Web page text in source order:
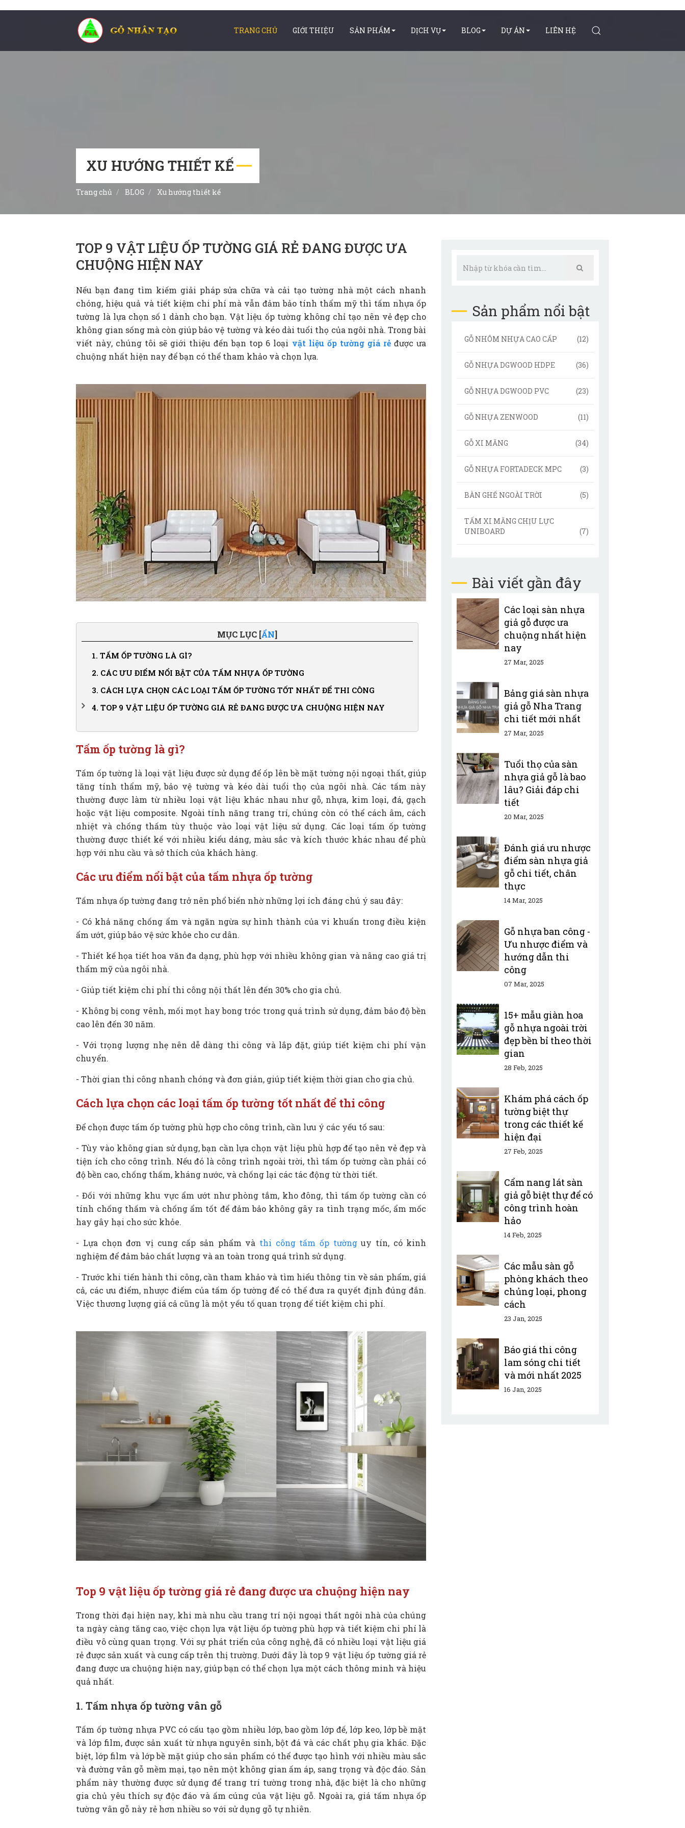
XU HƯỚNG THIẾT KẾ
Trang chủ BLOG Xu hướng thiết kế
TRANG CHỦ GIỚI THIỆU SẢN PHẨM DỊCH VỤ BLOG DỰ ÁN LIÊN HỆ
TOP 9 VẬT LIỆU ỐP TƯỜNG GIÁ RẺ ĐANG ĐƯỢC ƯA
CHUỘNG HIỆN NAY
Nếu bạn đang tìm kiếm giải pháp sửa chữa và cải tạo tường nhà một cách nhanh
chóng, hiệu quả và tiết kiệm chi phí mà vẫn đảm bảo tính thẩm mỹ thì tấm nhựa ốp
tường là lựa chọn số 1 dành cho bạn. Vật liệu ốp tường không chỉ tạo nên vẻ đẹp cho
không gian sống mà còn giúp bảo vệ tường và kéo dài tuổi thọ của ngôi nhà. Trong bài
viết này, chúng tôi sẽ giới thiệu đến bạn top 6 loại vật liệu ốp tường giá rẻ được ưa
chuộng nhất hiện nay để bạn có thể tham khảo và chọn lựa.
MỤC LỤC [ẨN]
1. TẤM ỐP TƯỜNG LÀ GÌ?
2. CÁC ƯU ĐIỂM NỔI BẬT CỦA TẤM NHỰA ỐP TƯỜNG
3. CÁCH LỰA CHỌN CÁC LOẠI TẤM ỐP TƯỜNG TỐT NHẤT ĐỂ THI CÔNG
4. TOP 9 VẬT LIỆU ỐP TƯỜNG GIÁ RẺ ĐANG ĐƯỢC ƯA CHUỘNG HIỆN NAY
4.3. 3. Tấm nhựa ốp tường 3D
4.4.4. Tấm xi măng vân đá
4.5.5. Tấm ốp tường gỗ tự nhiên
4.6.6. Gỗ nhựa ốp tường ngoài trời
4.7.
7. Miếng dán tường
4.8.8. Tấm nhựa dán tường
4.9.9. Vật liệu ốp tường cao cấp bằng kính
Tấm ốp tường là gì?
Tấm ốp tường là loại vật liệu được sử dụng để ốp lên bề mặt tường nội ngoại thất, giúp
tăng tính thẩm mỹ, bảo vệ tường và kéo dài tuổi thọ của ngôi nhà. Các tấm này
thường được làm từ nhiều loại vật liệu khác nhau như gỗ, nhựa, kim loại, đá, gạch
hoặc vật liệu composite. Ngoài tính năng trang trí, chúng còn có thể cách âm, cách
nhiệt và chống thấm tùy thuộc vào loại vật liệu sử dụng. Các loại tấm ốp tường
thường được thiết kế với nhiều kiểu dáng, màu sắc và kích thước khác nhau để phù
hợp với nhu cầu và sở thích của khách hàng.
Các ưu điểm nổi bật của tấm nhựa ốp tường
Tấm nhựa ốp tường đang trở nên phổ biến nhờ những lợi ích đáng chú ý sau đây:
- Có khả năng chống ẩm và ngăn ngừa sự hình thành của vi khuẩn trong điều kiện
ẩm ướt, giúp bảo vệ sức khỏe cho cư dân.
- Thiết kế họa tiết hoa văn đa dạng, phù hợp với nhiều không gian và nâng cao giá trị
thẩm mỹ của ngôi nhà.
- Giúp tiết kiệm chi phí thi công nội thất lên đến 30% cho gia chủ.
- Không bị cong vênh, mối mọt hay bong tróc trong quá trình sử dụng, đảm bảo độ bền
cao lên đến 30 năm.
- Với trọng lượng nhẹ nên dễ dàng thi công và lắp đặt, giúp tiết kiệm chi phí vận
chuyển.
- Thời gian thi công nhanh chóng và đơn giản, giúp tiết kiệm thời gian cho gia chủ.
Cách lựa chọn các loại tấm ốp tường tốt nhất để thi công
Để chọn được tấm ốp tường phù hợp cho công trình, cần lưu ý các yếu tố sau:
- Tùy vào không gian sử dụng, bạn cần lựa chọn vật liệu phù hợp để tạo nên vẻ đẹp và
tiện ích cho công trình. Nếu đó là công trình ngoài trời, thì tấm ốp tường cần phải có
độ bền cao, chống thấm, kháng nước, và chống lại các tác động từ thời tiết.
- Đối với những khu vực ẩm ướt như phòng tắm, kho đông, thì tấm ốp tường cần có
tính chống thấm và chống ẩm tốt để đảm bảo không gây ra tình trạng mốc, ẩm mốc
hay gây hại cho sức khỏe.
- Lựa chọn đơn vị cung cấp sản phẩm và thi công tấm ốp tườnguy tín, có kinh
nghiệm để đảm bảo chất lượng và an toàn trong quá trình sử dụng.
- Trước khi tiến hành thi công, cần tham khảo và tìm hiểu thông tin về sản phẩm, giá
cả, các ưu điểm, nhược điểm của tấm ốp tường để có thể đưa ra quyết định đúng đắn.
Việc thương lượng giá cả cũng là một yếu tố quan trọng để tiết kiệm chi phí.
Top 9 vật liệu ốp tường giá rẻ đang được ưa chuộng hiện nay
Trong thời đại hiện nay, khi mà nhu cầu trang trí nội ngoại thất ngôi nhà của chúng
ta ngày càng tăng cao, việc chọn lựa vật liệu ốp tường phù hợp và tiết kiệm chi phí là
điều vô cùng quan trọng. Với sự phát triển của công nghệ, đã có nhiều loại vật liệu giá
rẻ được sản xuất và cung cấp trên thị trường. Dưới đây là top 9 vật liệu ốp tường giá rẻ
đang được ưa chuộng hiện nay, giúp bạn có thể chọn lựa một cách thông minh và hiệu
quả nhất.
1. Tấm nhựa ốp tường vân gỗ
Tấm ốp tường nhựa PVC có cấu tạo gồm nhiều lớp, bao gồm lớp đế, lớp keo, lớp bề mặt
và lớp film, được sản xuất từ nhựa nguyên sinh, bột đá và các chất phụ gia khác. Đặc
biệt, lớp film và lớp bề mặt giúp cho sản phẩm có thể được tạo hình với nhiều màu sắc
và đường vân gỗ mềm mại, tạo nên một không gian ấm áp, sang trọng và độc đáo. Sản
phẩm này thường được sử dụng để trang trí tường trong nhà, đặc biệt là cho những
gia chủ yêu thích sự độc đáo và ấm cúng của vật liệu gỗ. Ngoài ra, giá tấm nhựa ốp
tường vân gỗ này rẻ hơn nhiều so với sử dụng gỗ tự nhiên.
Sản phẩm nổi bật
GỖ NHÔM NHỰA CAO CẤP (12)
GỖ NHỰA DGWOOD HDPE (36)
GỖ NHỰA DGWOOD PVC (23)
GỖ NHỰA ZENWOOD (11)
GỖ XI MĂNG (34)
GỖ NHỰA FORTADECK MPC (3)
BÀN GHẾ NGOÀI TRỜI (5)
TẤM XI MĂNG CHỊU LỰC
UNIBOARD
(7)
Bài viết gần đây
Các loại sàn nhựa
giả gỗ được ưa
chuộng nhất hiện
nay
27 Mar, 2025
Bảng giá sàn nhựa
giả gỗ Nha Trang
chi tiết mới nhất
27 Mar, 2025
Tuổi thọ của sàn
nhựa giả gỗ là bao
lâu? Giải đáp chi
tiết
20 Mar, 2025
Đánh giá ưu nhược
điểm sàn nhựa giả
gỗ chi tiết, chân
thực
14 Mar, 2025
Gỗ nhựa ban công -
Ưu nhược điểm và
hướng dẫn thi
công
07 Mar, 2025
15+ mẫu giàn hoa
gỗ nhựa ngoài trời
đẹp bền bỉ theo thời
gian
28 Feb, 2025
Khám phá cách ốp
tường biệt thự
trong các thiết kế
hiện đại
27 Feb, 2025
Cẩm nang lát sàn
giả gỗ biệt thự để có
công trình hoàn
hảo
14 Feb, 2025
Các mẫu sàn gỗ
phòng khách theo
chủng loại, phong
cách
23 Jan, 2025
Báo giá thi công
lam sóng chi tiết
và mới nhất 2025
16 Jan, 2025